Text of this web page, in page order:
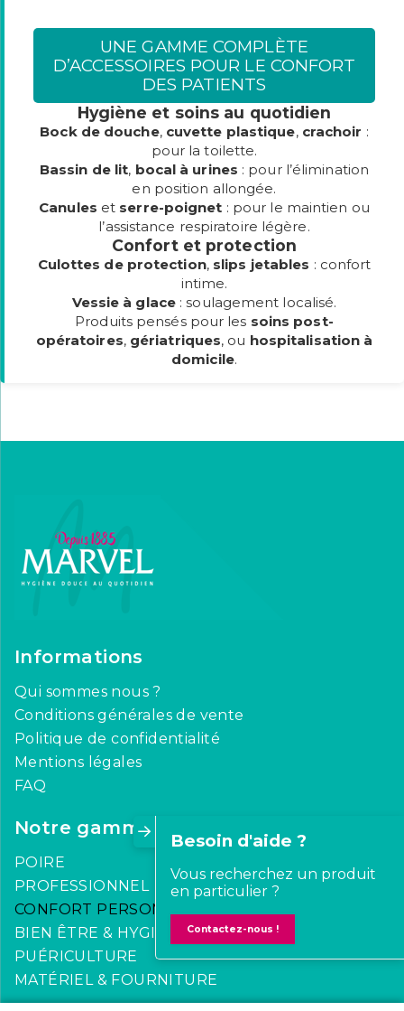
UNE GAMME COMPLÈTE
D’ACCESSOIRES POUR LE CONFORT
DES PATIENTS
Hygiène et soins au quotidien
Bock de douche, cuvette plastique, crachoir :
pour la toilette.
Bassin de lit, bocal à urines : pour l’élimination
en position allongée.
Canules et serre-poignet : pour le maintien ou
l’assistance respiratoire légère.
Confort et protection
Culottes de protection, slips jetables : confort
intime.
Vessie à glace : soulagement localisé.
Produits pensés pour les soins post-
opératoires, gériatriques, ou hospitalisation à
domicile.
Besoin d'aide ?
Vous recherchez un produit
en particulier ?
Contactez-nous !
Informations
Qui sommes nous ?
Conditions générales de vente
Politique de confidentialité
Mentions légales
FAQ
Notre gamme
POIRE
PROFESSIONNEL
CONFORT PERSONNEL
BIEN ÊTRE & HYGIÈNE
PUÉRICULTURE
MATÉRIEL & FOURNITURE